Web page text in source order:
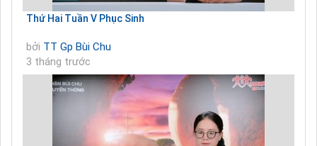
Thứ Hai Tuần V Phục Sinh
bởi TT Gp Bùi Chu
3 tháng trước